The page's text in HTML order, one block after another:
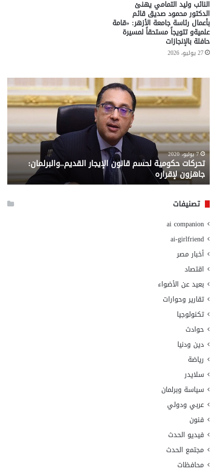
النائب وليد التمامي يهنئ
الدكتور محمود صديق قائم
بأعمال رئاسة جامعة الأزهر: «قامة
علميةو تتويجاً مستحقاً لمسيرة
حافلة بالإنجازات
27 يوليو، 2026
تحركات
حكومية
لحسم
قانون
القديم..والبرلمان:
جاهزون
لإقراره
7 يوليو، 2020
تحركات حكومية لحسم قانون الإيجار القديم..والبرلمان:
جاهزون لإقراره
..
من
تصنيفات
ai companion
ai-girlfriend
أخبار مصر
اقتصاد
بعيد عن الأضواء
تقارير وحوارات
تكنولوجيا
حوادث
دين ودنيا
رياضة
سلايدر
سياسة وبرلمان
عربي ودولي
فنون
فيديو الحدث
مجتمع الحدث
محافظات